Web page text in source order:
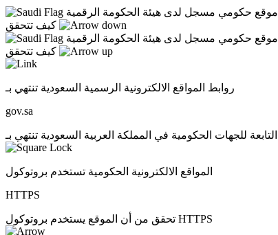
موقع حكومي مسجل لدى هيئة الحكومة الرقمية
موقع حكومي مسجل لدى هيئة الحكومة الرقمية
روابط المواقع الالكترونية الرسمية السعودية تنتهي بـ
gov.sa
المواقع الالكترونية الحكومية تستخدم بروتوكول
HTTPS
تحقق من أن الموقع يستخدم بروتوكول HTTPS